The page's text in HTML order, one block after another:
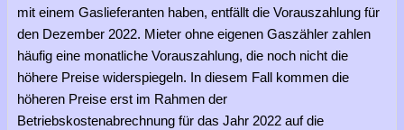
mit einem Gaslieferanten haben, entfällt die Vorauszahlung für
den Dezember 2022. Mieter ohne eigenen Gaszähler zahlen
häufig eine monatliche Vorauszahlung, die noch nicht die
höhere Preise widerspiegeln. In diesem Fall kommen die
höheren Preise erst im Rahmen der
Betriebskostenabrechnung für das Jahr 2022 auf die